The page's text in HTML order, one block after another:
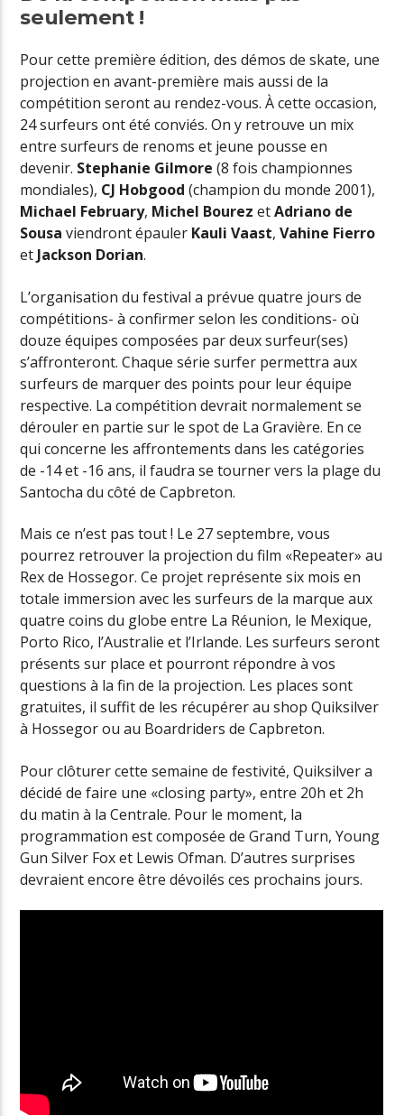
seulement !
Pour cette première édition, des démos de skate, une
projection en avant-première mais aussi de la
compétition seront au rendez-vous. À cette occasion,
24 surfeurs ont été conviés. On y retrouve un mix
entre surfeurs de renoms et jeune pousse en
devenir. Stephanie Gilmore (8 fois championnes
mondiales), CJ Hobgood (champion du monde 2001),
Michael February, Michel Bourez etAdriano de
Sousa viendront épauler Kauli Vaast,Vahine Fierro
etJackson Dorian.
L’organisation du festival a prévue quatre jours de
compétitions- à confirmer selon les conditions- où
douze équipes composées par deux surfeur(ses)
s’affronteront. Chaque série surfer permettra aux
surfeurs de marquer des points pour leur équipe
respective. La compétition devrait normalement se
dérouler en partie sur le spot de La Gravière. En ce
qui concerne les affrontements dans les catégories
de -14 et -16 ans, il faudra se tourner vers la plage du
Santocha du côté de Capbreton.
Mais ce n’est pas tout ! Le 27 septembre, vous
pourrez retrouver la projection du film «Repeater» au
Rex de Hossegor. Ce projet représente six mois en
totale immersion avec les surfeurs de la marque aux
quatre coins du globe entre La Réunion, le Mexique,
Porto Rico, l’Australie et l’Irlande. Les surfeurs seront
présents sur place et pourront répondre à vos
questions à la fin de la projection. Les places sont
gratuites, il suffit de les récupérer au shop Quiksilver
à Hossegor ou au Boardriders de Capbreton.
Pour clôturer cette semaine de festivité, Quiksilver a
décidé de faire une «closing party», entre 20h et 2h
du matin à la Centrale. Pour le moment, la
programmation est composée de Grand Turn, Young
Gun Silver Fox et Lewis Ofman. D’autres surprises
devraient encore être dévoilés ces prochains jours.